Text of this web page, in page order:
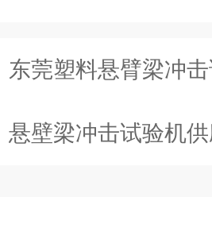
东莞塑料悬臂梁冲
悬壁梁冲击试验机